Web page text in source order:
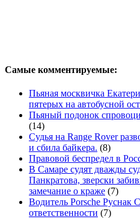
Самые комментируемые:
Пьяная москвичка
пятерых на автобусной
Пьяный подонок
(14)
Судья на Range Rover
и сбила байкера. (8)
Правовой беспредел в
В Самаре судят дважды
Панкратова, зверски
замечание о краже (7)
Водитель Porsche Руснак
ответственности (7)